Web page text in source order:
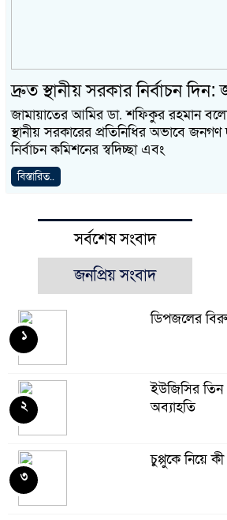
দ্রুত স্থানীয় সরকার নির্বাচন
জামায়াতের আমির ডা. শফিকুর রহমান
স্থানীয় সরকারের প্রতিনিধির অভাবে
নির্বাচন কমিশনের স্বদিচ্ছা এবং
বিস্তারিত..
সর্বশেষ সংবাদ
জনপ্রিয় সংবাদ
ডিপজলের
১
ইউজিসির তিন
অব্যাহতি
২
চুপ্পুকে নিয়ে
৩